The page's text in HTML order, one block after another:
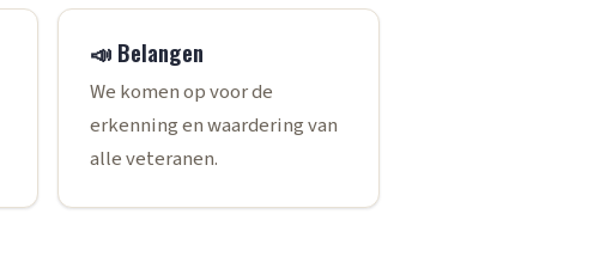
📣 Belangen
We komen op voor de
erkenning en waardering van
alle veteranen.